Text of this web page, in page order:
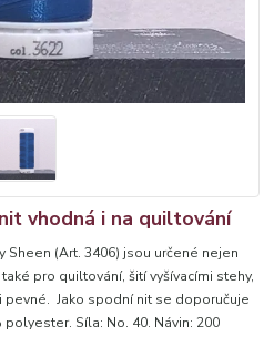
vhodná i na quiltování
Sheen (Art. 3406) jsou určené nejen
pro quiltování, šití vyšívacími stehy,
Jako spodní nit se doporučuje
Síla: No. 40. Návin: 200